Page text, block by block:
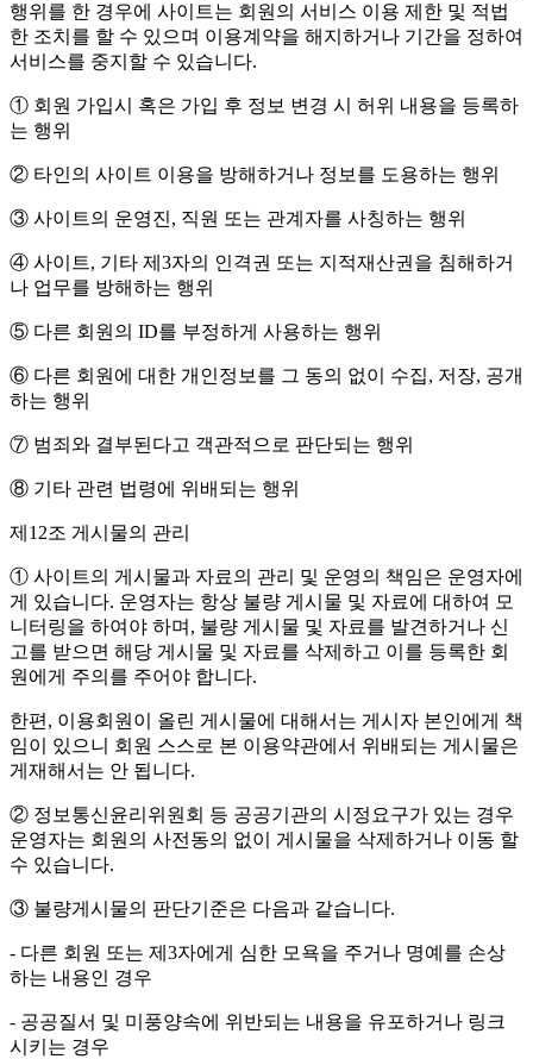
행위를 한 경우에 사이트는 회원의 서비스 이용 제한 및 적법
한 조치를 할 수 있으며 이용계약을 해지하거나 기간을 정하여
서비스를 중지할 수 있습니다.
① 회원 가입시 혹은 가입 후 정보 변경 시 허위 내용을 등록하
는 행위
② 타인의 사이트 이용을 방해하거나 정보를 도용하는 행위
③ 사이트의 운영진, 직원 또는 관계자를 사칭하는 행위
④ 사이트, 기타 제3자의 인격권 또는 지적재산권을 침해하거
나 업무를 방해하는 행위
⑤ 다른 회원의 ID를 부정하게 사용하는 행위
⑥ 다른 회원에 대한 개인정보를 그 동의 없이 수집, 저장, 공개
하는 행위
⑦ 범죄와 결부된다고 객관적으로 판단되는 행위
⑧ 기타 관련 법령에 위배되는 행위
제12조 게시물의 관리
① 사이트의 게시물과 자료의 관리 및 운영의 책임은 운영자에
게 있습니다. 운영자는 항상 불량 게시물 및 자료에 대하여 모
니터링을 하여야 하며, 불량 게시물 및 자료를 발견하거나 신
고를 받으면 해당 게시물 및 자료를 삭제하고 이를 등록한 회
원에게 주의를 주어야 합니다.
한편, 이용회원이 올린 게시물에 대해서는 게시자 본인에게 책
임이 있으니 회원 스스로 본 이용약관에서 위배되는 게시물은
게재해서는 안 됩니다.
② 정보통신윤리위원회 등 공공기관의 시정요구가 있는 경우
운영자는 회원의 사전동의 없이 게시물을 삭제하거나 이동 할
수 있습니다.
③ 불량게시물의 판단기준은 다음과 같습니다.
- 다른 회원 또는 제3자에게 심한 모욕을 주거나 명예를 손상
하는 내용인 경우
- 공공질서 및 미풍양속에 위반되는 내용을 유포하거나 링크
시키는 경우